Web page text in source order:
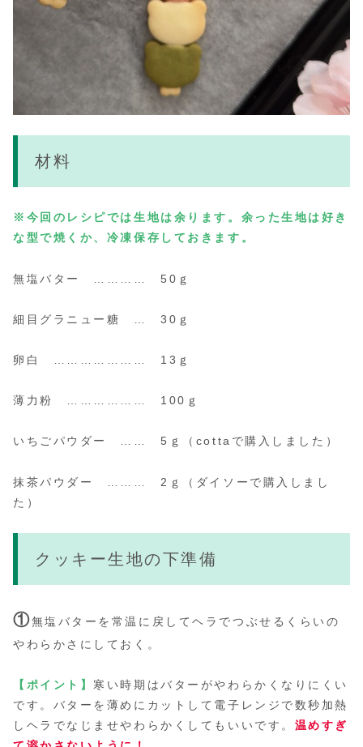
材料
※今回のレシピでは生地は余ります。余った生地は好き
な型で焼くか、冷凍保存しておきます。
無塩バター ………… 50ｇ
細目グラニュー糖 … 30ｇ
卵白 ………………… 13ｇ
薄力粉 ……………… 100ｇ
いちごパウダー …… 5ｇ （cottaで購入しました）
抹茶パウダー ……… 2ｇ
（ダイソーで購入しまし
た）
クッキー生地の下準備
①無塩バターを常温に戻してヘラでつぶせるくらいの
やわらかさにしておく。
【ポイント】 寒い時期はバターがやわらかくなりにくい
です。バターを薄めにカットして電子レンジで数秒加熱
しヘラでなじませやわらかくしてもいいです。 温めすぎ